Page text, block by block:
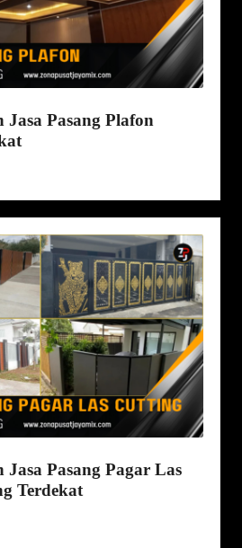
Pasang Plafon
Pasang Pagar Las
Terdekat